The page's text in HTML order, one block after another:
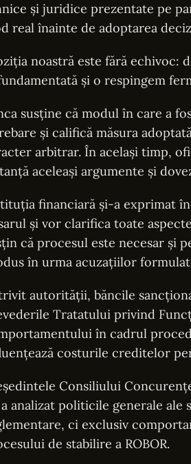
și juridice prezentate pe
real înainte de adoptarea
noastră este fără echivoc:
și o respingem
susține că modul în care a
și califică măsura
arbitrar. În același timp,
aceleași argumente și
financiară și-a exprimat
și vor clarifica toate
că procesul este necesar și
în urma acuzațiilor
autorității, băncile
Tratatului privind
în cadrul
costurile creditelor
Consiliului
analizat politicile generale ale
ci exclusiv
de stabilire a ROBOR.